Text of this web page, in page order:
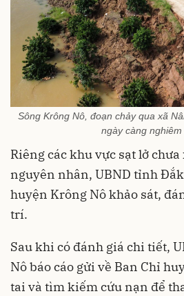
Sông Krông Nô, đoạn chảy qua xã
ngày càng
Riêng các khu vực sạt lở
nguyên nhân, UBND tỉnh
huyện Krông Nô khảo sát,
trí.
Sau khi có đánh giá chi tiết,
Nô báo cáo gửi về Ban Chỉ
tai và tìm kiếm cứu nạn để